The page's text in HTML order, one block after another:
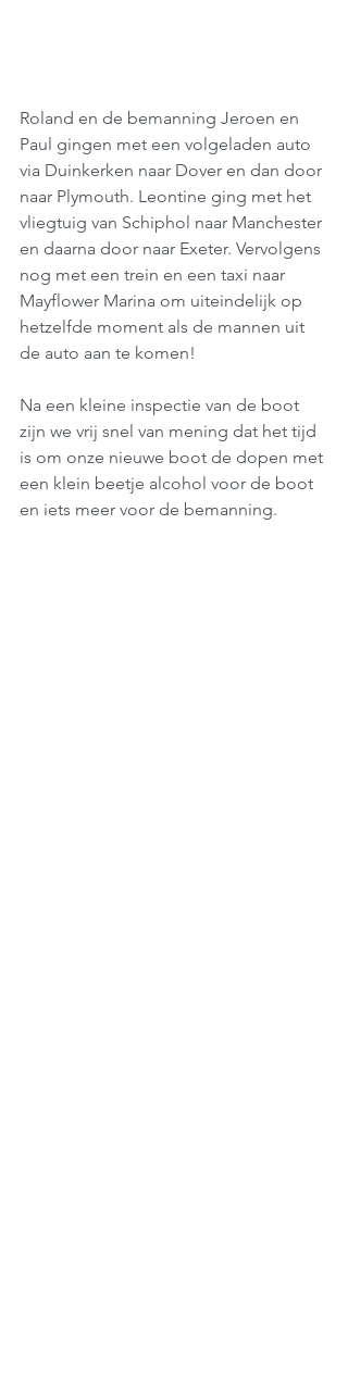
Roland en de bemanning Jeroen en
Paul gingen met een volgeladen auto
via Duinkerken naar Dover en dan door
naar Plymouth. Leontine ging met het
vliegtuig van Schiphol naar Manchester
en daarna door naar Exeter. Vervolgens
nog met een trein en een taxi naar
Mayflower Marina om uiteindelijk op
hetzelfde moment als de mannen uit
de auto aan te komen!
Na een kleine inspectie van de boot
zijn we vrij snel van mening dat het tijd
is om onze nieuwe boot de dopen met
een klein beetje alcohol voor de boot
en iets meer voor de bemanning.